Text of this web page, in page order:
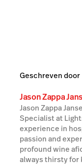
Geschreven door
Jason Zappa
Jason Zappa
Specialist at
experience in
passion and
profound wine
always thirsty for